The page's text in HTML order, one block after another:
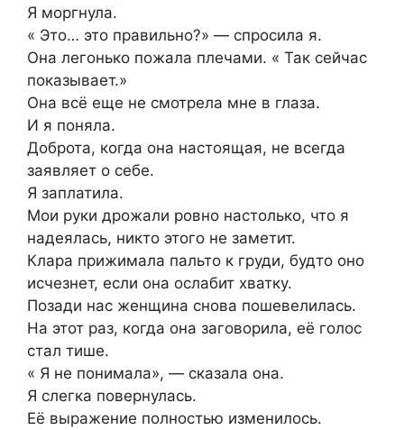
Я моргнула.
« Это… это правильно?» — спросила я.
Она легонько пожала плечами. « Так сейчас
показывает.»
Она всё еще не смотрела мне в глаза.
И я поняла.
Доброта, когда она настоящая, не всегда
заявляет о себе.
Я заплатила.
Мои руки дрожали ровно настолько, что я
надеялась, никто этого не заметит.
Клара прижимала пальто к груди, будто оно
исчезнет, если она ослабит хватку.
Позади нас женщина снова пошевелилась.
На этот раз, когда она заговорила, её голос
стал тише.
« Я не понимала», — сказала она.
Я слегка повернулась.
Её выражение полностью изменилось.